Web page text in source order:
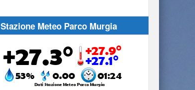
Stazione Meteo Parco Murgia